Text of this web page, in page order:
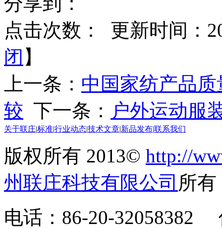
点击次数：
更新时间：
闭 】
上一条： 中国家纺产品
较 下一条： 户外运动服
关于联庄标准行业动态技术文章 新品发布联系我们
版权所有 2013© http://
州联庄科技有限公司 所
电话：86-20-32058382